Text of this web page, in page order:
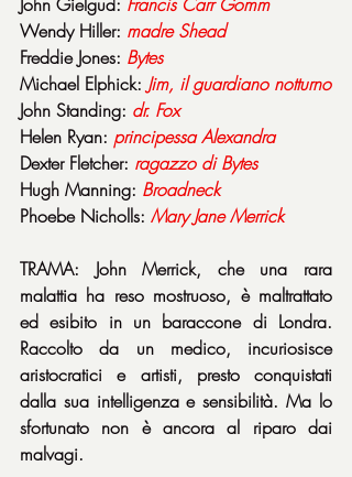
Wendy Hiller: madre Shead
Freddie Jones: Bytes
Michael Elphick: Jim, il guardiano notturno
John Standing: dr. Fox
Helen Ryan: principessa Alexandra
Dexter Fletcher: ragazzo di Bytes
Hugh Manning: Broadneck
Phoebe Nicholls: Mary Jane Merrick
TRAMA: John Merrick, che una rara
malattia ha reso mostruoso, è maltrattato
ed esibito in un baraccone di Londra.
Raccolto da un medico, incuriosisce
aristocratici e artisti, presto conquistati
dalla sua intelligenza e sensibilità. Ma lo
sfortunato non è ancora al riparo dai
malvagi.